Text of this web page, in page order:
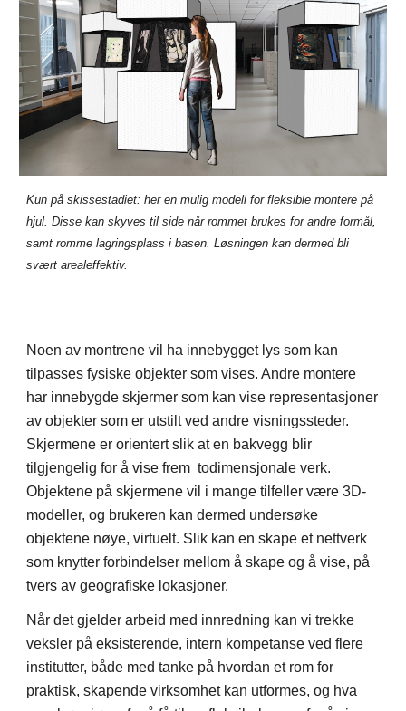
Kun på skissestadiet: her en mulig modell for fleksible montere på
hjul. Disse kan skyves til side når rommet brukes for andre formål,
samt romme lagringsplass i basen. Løsningen kan dermed bli
svært arealeffektiv.
Noen av montrene vil ha innebygget lys som kan
tilpasses fysiske objekter som vises. Andre montere
har innebygde skjermer som kan vise representasjoner
av objekter som er utstilt ved andre visningssteder.
Skjermene er orientert slik at en bakvegg blir
tilgjengelig for å vise frem todimensjonale verk.
Objektene på skjermene vil i mange tilfeller være 3D-
modeller, og brukeren kan dermed undersøke
objektene nøye, virtuelt. Slik kan en skape et nettverk
som knytter forbindelser mellom å skape og å vise, på
tvers av geografiske lokasjoner.
Når det gjelder arbeid med innredning kan vi trekke
veksler på eksisterende, intern kompetanse ved flere
institutter, både med tanke på hvordan et rom for
praktisk, skapende virksomhet kan utformes, og hva